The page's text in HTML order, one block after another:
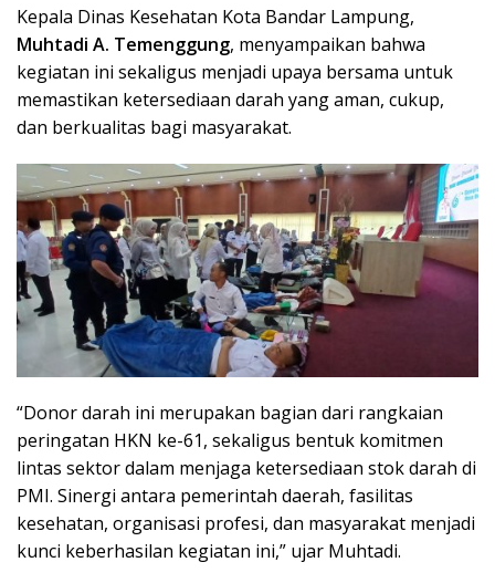
Kepala Dinas Kesehatan Kota Bandar Lampung,
Muhtadi A. Temenggung, menyampaikan bahwa
kegiatan ini sekaligus menjadi upaya bersama untuk
memastikan ketersediaan darah yang aman, cukup,
dan berkualitas bagi masyarakat.
“Donor darah ini merupakan bagian dari rangkaian
peringatan HKN ke-61, sekaligus bentuk komitmen
lintas sektor dalam menjaga ketersediaan stok darah di
PMI. Sinergi antara pemerintah daerah, fasilitas
kesehatan, organisasi profesi, dan masyarakat menjadi
kunci keberhasilan kegiatan ini,” ujar Muhtadi.